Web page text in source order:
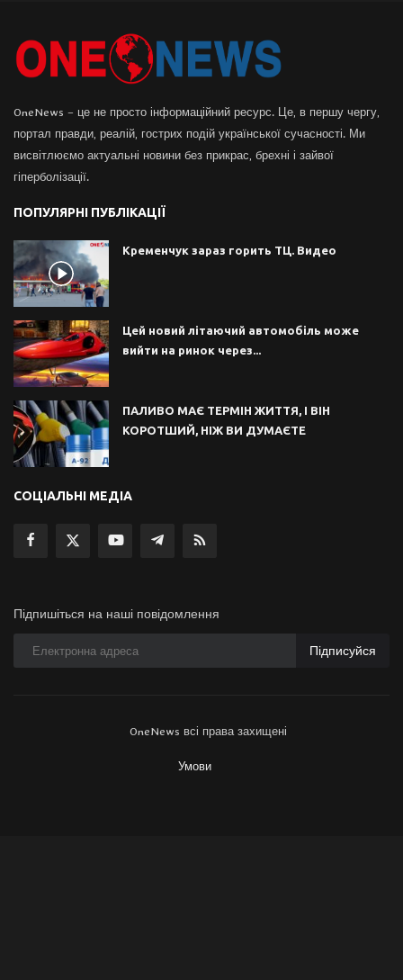
OneNews – це не просто інформаційний ресурс. Це, в першу чергу,
портал правди, реалій, гострих подій української сучасності. Ми
висвітлюємо актуальні новини без прикрас, брехні і зайвої
гіперболізації.
ПОПУЛЯРНІ ПУБЛІКАЦІЇ
Кременчук зараз горить ТЦ. Видео
Цей новий літаючий автомобіль може
вийти на ринок через...
ПАЛИВО МАЄ ТЕРМІН ЖИТТЯ, І ВІН
КОРОТШИЙ, НІЖ ВИ ДУМАЄТЕ
СОЦІАЛЬНІ МЕДІА
Підпишіться на наші повідомлення
Підписуйся
OneNews всі права захищені
Умови